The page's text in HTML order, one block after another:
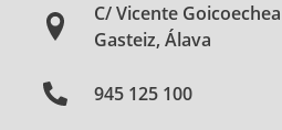
C/ Vicente
Gasteiz, Álava
945 125 100